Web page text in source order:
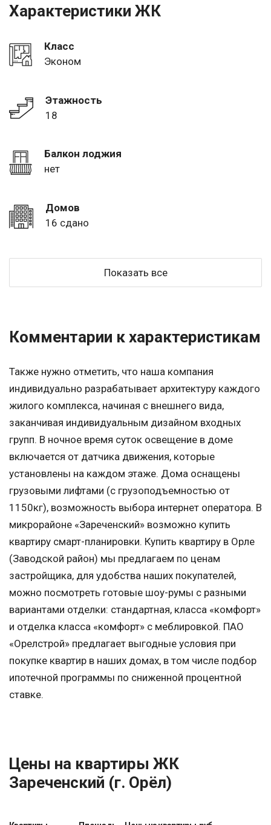
Характеристики ЖК
Класс
Эконом
Этажность
18
Балкон лоджия
нет
Домов
16 сдано
Показать все
Комментарии к характеристикам
Также нужно отметить, что наша компания
индивидуально разрабатывает архитектуру каждого
жилого комплекса, начиная с внешнего вида,
заканчивая индивидуальным дизайном входных
групп. В ночное время суток освещение в доме
включается от датчика движения, которые
установлены на каждом этаже. Дома оснащены
грузовыми лифтами (с грузоподъемностью от
1150кг), возможность выбора интернет оператора. В
микрорайоне «Зареченский» возможно купить
квартиру смарт-планировки. Купить квартиру в Орле
(Заводской район) мы предлагаем по ценам
застройщика, для удобства наших покупателей,
можно посмотреть готовые шоу-румы с разными
вариантами отделки: стандартная, класса «комфорт»
и отделка класса «комфорт» с меблировкой. ПАО
«Орелстрой» предлагает выгодные условия при
покупке квартир в наших домах, в том числе подбор
ипотечной программы по сниженной процентной
ставке.
Цены на квартиры ЖК
Зареченский (г. Орёл)